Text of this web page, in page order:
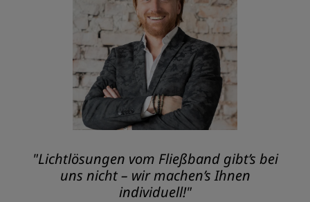
"Lichtlösungen vom Fließband gibt’s bei
uns nicht – wir machen’s Ihnen
individuell!"